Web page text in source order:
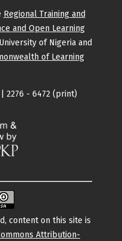
Regional Training and
and Open Learning
of Nigeria and
of Learning
2276 - 6472 (print)
content on this site is
Attribution-